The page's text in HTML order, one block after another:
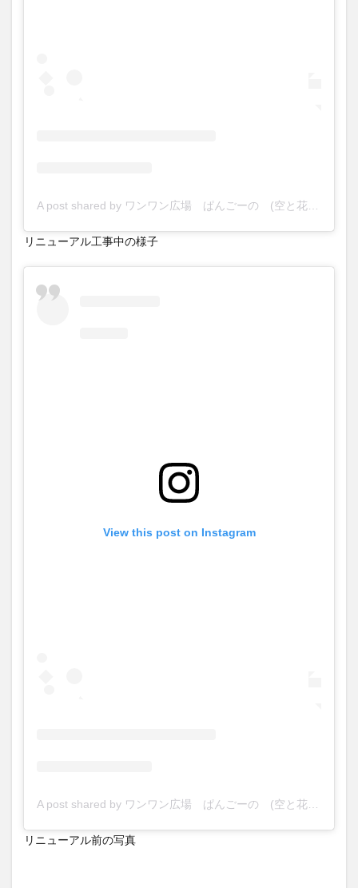
リニューアル工事中の様子
View this post on Instagram
A post shared by ワンワン広場 ぱんごーの (空と花の丘ぱんごーの) (@soratohananooka)
リニューアル前の写真